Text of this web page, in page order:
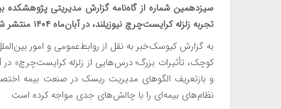
سیزدهمین شماره از گاه‌نامه گزارش مدیریتی پژوهشکده
تجربه زلزله کرایست‌چرچ نیوزیلند، در آبان‌ماه ۱۴۰۴ منتشر شد.
به گزارش کیوسک‌خبر به نقل از روابط‌عمومی و امور
و بازتعریف الگوهای مدیریت ریسک در صنعت بیمه
نظام‌های بیمه‌ای را با چالش‌های جدی مواجه کرده است.